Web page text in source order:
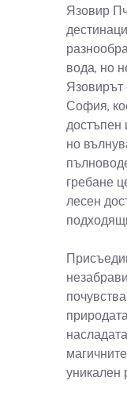
Язовир
вода, но
Язовирът
София,
достъпен
но
гребане
лесен
уникален